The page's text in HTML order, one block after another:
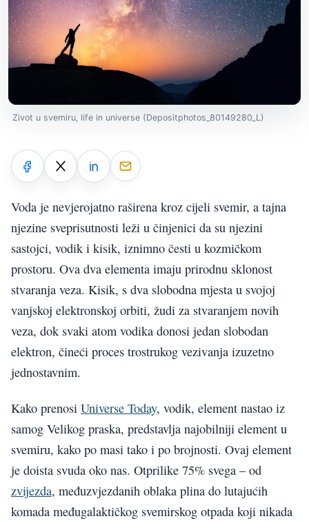
Zivot u svemiru, life in universe (Depositphotos_80149280_L)
Voda je nevjerojatno raširena kroz cijeli svemir, a tajna
njezine sveprisutnosti leži u činjenici da su njezini
sastojci, vodik i kisik, iznimno česti u kozmičkom
prostoru. Ova dva elementa imaju prirodnu sklonost
stvaranja veza. Kisik, s dva slobodna mjesta u svojoj
vanjskoj elektronskoj orbiti, žudi za stvaranjem novih
veza, dok svaki atom vodika donosi jedan slobodan
elektron, čineći proces trostrukog vezivanja izuzetno
jednostavnim.
Kako prenosi Universe Today, vodik, element nastao iz
samog Velikog praska, predstavlja najobilniji element u
svemiru, kako po masi tako i po brojnosti. Ovaj element
je doista svuda oko nas. Otprilike 75% svega – od
zvijezda, međuzvjezdanih oblaka plina do lutajućih
komada međugalaktičkog svemirskog otpada koji nikada